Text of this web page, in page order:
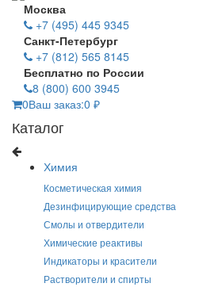
Москва
+7 (495) 445 9345
Санкт-Петербург
+7 (812) 565 8145
Бесплатно по России
8 (800) 600 3945
0Ваш заказ:0 ₽
Каталог
Химия
Косметическая химия
Дезинфицирующие средства
Смолы и отвердители
Химические реактивы
Индикаторы и красители
Растворители и спирты